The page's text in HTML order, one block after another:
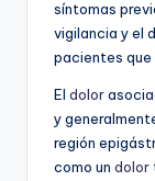
síntomas
vigilancia y el
pacientes que
El dolor
y
región
como un dolor